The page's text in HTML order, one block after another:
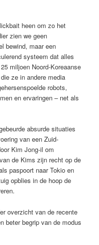
heen om zo het
zien we geen
bewind, maar een
systeem dat alles
miljoen Noord-Koreaanse
ze in andere media
robots,
en ervaringen – net als
absurde situaties
van een Zuid-
Kim Jong-il om
de Kims zijn recht op de
paspoort naar Tokio en
opblies in de hoop de
overzicht van de recente
beter begrip van de modus